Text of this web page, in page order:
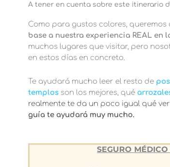
A tener en cuenta sobre este itinerario
Como para gustos colores,
base a nuestra experiencia REAL en
muchos lugares que visitar, pero
en estos días en concreto.
Te ayudará mucho leer el resto de
templosson los mejores, qué
realmente te da un poco igual qué
guía te ayudará muy mucho.
SEGURO